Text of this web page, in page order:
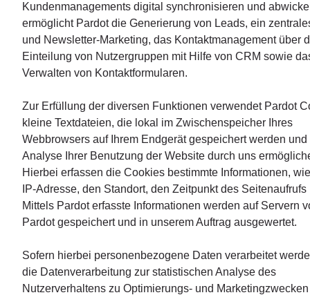
Kundenmanagements digital synchronisieren und
ermöglicht Pardot die Generierung von Leads, ein
und Newsletter-Marketing, das Kontaktmanagement über
Einteilung von Nutzergruppen mit Hilfe von CRM sowie
Verwalten von Kontaktformularen.
Zur Erfüllung der diversen Funktionen verwendet Pardot
kleine Textdateien, die lokal im Zwischenspeicher Ihres
Webbrowsers auf Ihrem Endgerät gespeichert werden und
Analyse Ihrer Benutzung der Website durch uns
Hierbei erfassen die Cookies bestimmte Informationen,
IP-Adresse, den Standort, den Zeitpunkt des Seitenaufrufs
Mittels Pardot erfasste Informationen werden auf Servern
Pardot gespeichert und in unserem Auftrag ausgewertet.
Sofern hierbei personenbezogene Daten verarbeitet
die Datenverarbeitung zur statistischen Analyse des
Nutzerverhaltens zu Optimierungs- und